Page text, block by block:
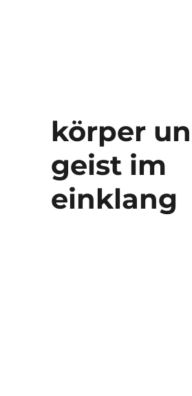
körper
geist im
einklang